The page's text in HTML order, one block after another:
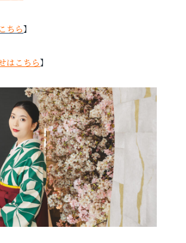
0285-20-5870
ちら】
はこちら】